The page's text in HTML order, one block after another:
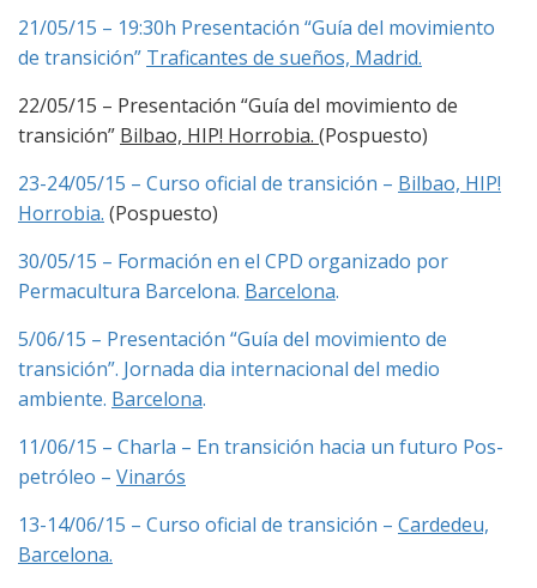
21/05/15 – 19:30h Presentación “Guía del movimiento
de transición” Traficantes de sueños, Madrid.
22/05/15 – Presentación “Guía del movimiento de
transición” Bilbao, HIP! Horrobia. (Pospuesto)
23-24/05/15 – Curso oficial de transición – Bilbao, HIP!
Horrobia. (Pospuesto)
30/05/15 – Formación en el CPD organizado por
Permacultura Barcelona. Barcelona.
5/06/15 – Presentación “Guía del movimiento de
transición”. Jornada dia internacional del medio
ambiente. Barcelona.
11/06/15 – Charla – En transición hacia un futuro Pos-
petróleo – Vinarós
13-14/06/15 – Curso oficial de transición – Cardedeu,
Barcelona.